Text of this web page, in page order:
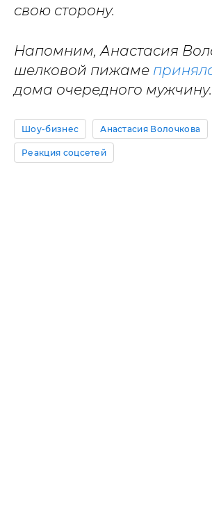
свою сторону.
Напомним, Анастасия
шелковой пижаме
дома очередного мужчину.
Шоу-бизнес Анастасия Волочкова
Реакция соцсетей